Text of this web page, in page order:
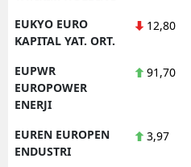
EUKYO EURO
KAPITAL YAT. ORT.
12,80
EUPWR
EUROPOWER
ENERJI
91,70
EUREN EUROPEN
ENDUSTRI
3,97